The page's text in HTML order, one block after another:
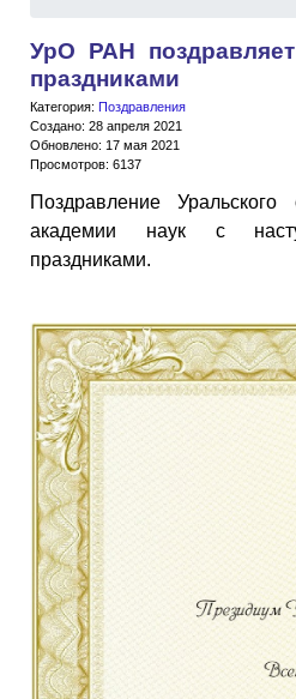
УрО РАН
праздниками
Категория: Поздравления
Создано: 28 апреля 2021
Обновлено: 17 мая 2021
Просмотров: 6137
Поздравление Уральского
академии наук с
праздниками.